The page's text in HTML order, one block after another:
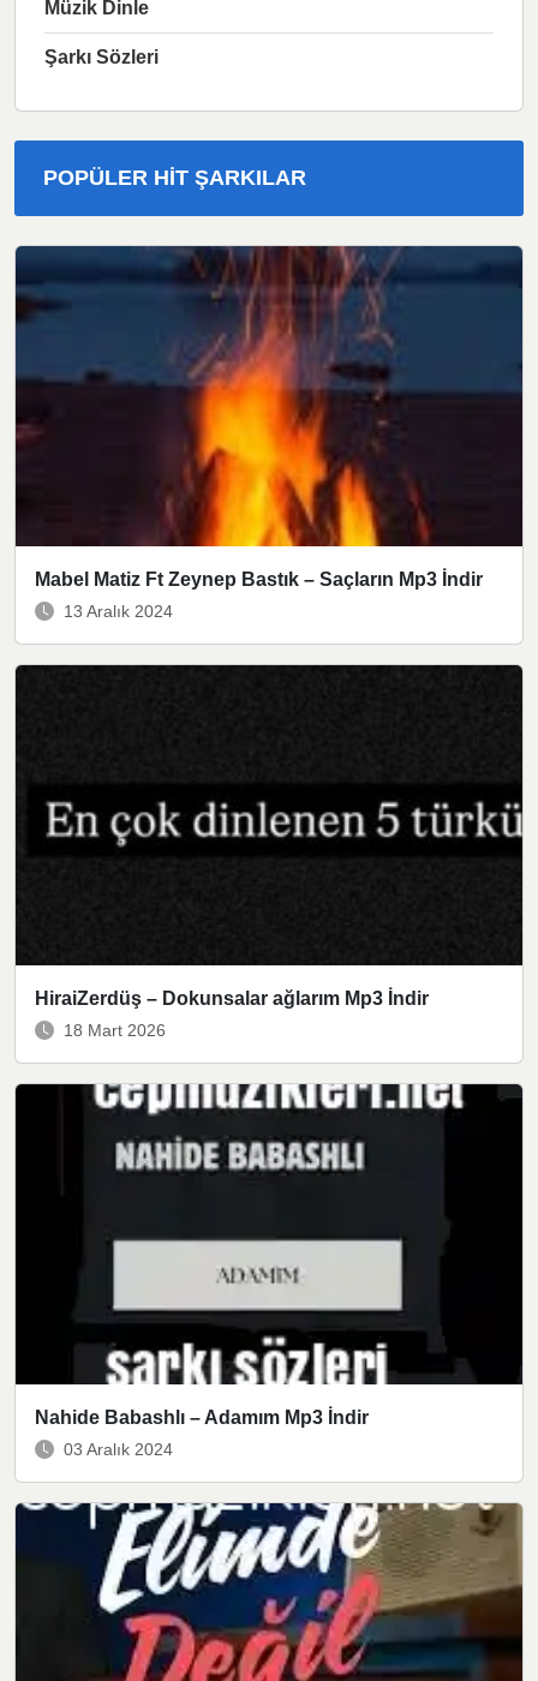
Müzik Dinle
Şarkı Sözleri
POPÜLER HIT ŞARKILAR
Mabel Matiz Ft Zeynep Bastık – Saçların Mp3 İndir
13 Aralık 2024
HiraiZerdüş – Dokunsalar ağlarım Mp3 İndir
18 Mart 2026
Nahide Babashlı – Adamım Mp3 İndir
03 Aralık 2024